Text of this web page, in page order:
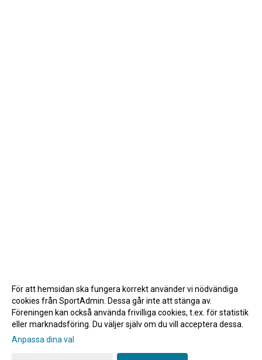
Gå till Webbversion
För att hemsidan ska fungera korrekt använder vi nödvändiga
cookies från SportAdmin. Dessa går inte att stänga av.
Föreningen kan också använda frivilliga cookies, t.ex. för statistik
eller marknadsföring. Du väljer själv om du vill acceptera dessa.
Anpassa dina val